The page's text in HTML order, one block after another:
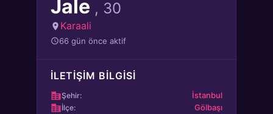
Jale , 30
Karaali
66 gün önce aktif
İLETIŞIM BILGISI
Şehir: İstanbul
İlçe: Gölbaşı